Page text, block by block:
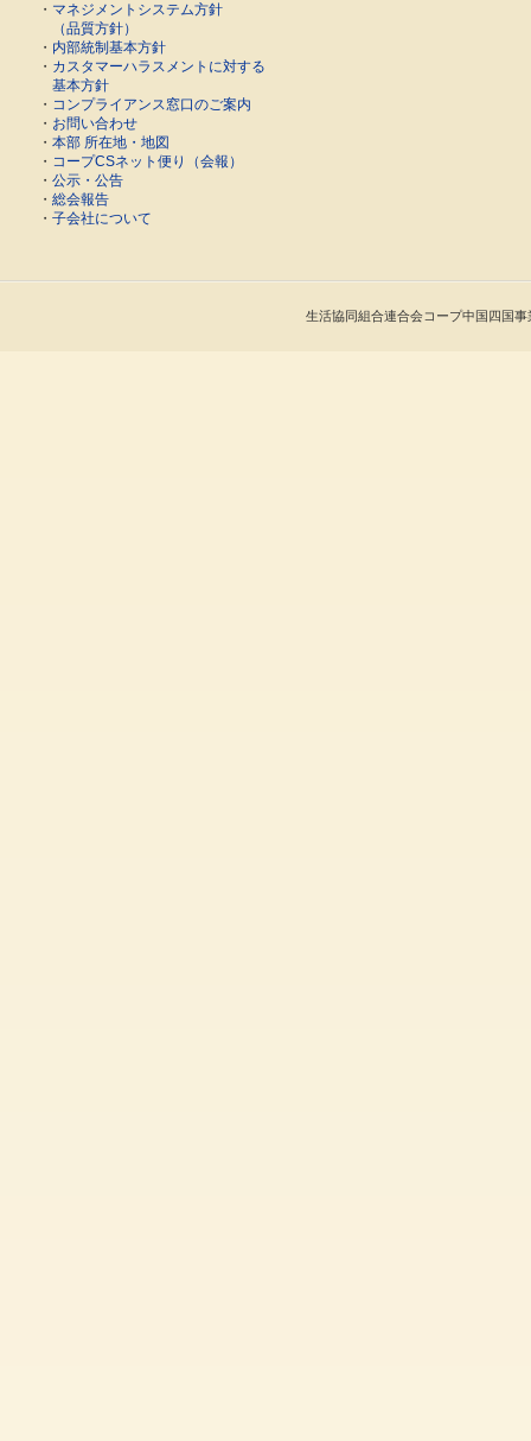
・ マネジメントシステム方針
（品質方針）
・ 内部統制基本方針
・ カスタマーハラスメントに対する
基本方針
・ コンプライアンス窓口のご案内
・ お問い合わせ
・ 本部 所在地・地図
・ コープCSネット便り（会報）
・ 公示・公告
・ 総会報告
・ 子会社について
生活協同組合連合会コープ中国四国